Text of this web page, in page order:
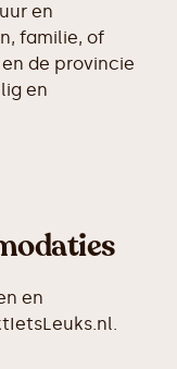
en
familie, of
de provincie
en
en